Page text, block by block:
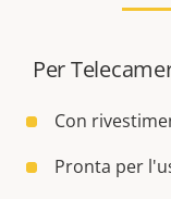
Per
Con
Pronta per